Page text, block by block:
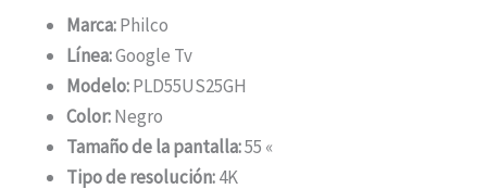
Marca:Philco
Línea:Google Tv
Modelo:PLD55US25GH
Color:Negro
Tamaño de la pantalla:55 «
Tipo de resolución:4K